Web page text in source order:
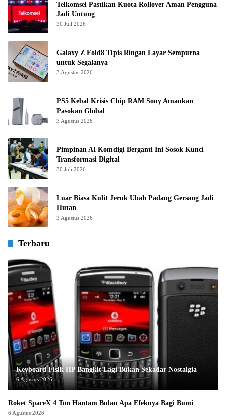
Telkomsel Pastikan Kuota Rollover Aman Pengguna
Jadi Untung
30 Juli 2026
Galaxy Z Fold8 Tipis Ringan Layar Sempurna
untuk Segalanya
3 Agustus 2026
PS5 Kebal Krisis Chip RAM Sony Amankan
Pasokan Global
3 Agustus 2026
Pimpinan AI Komdigi Berganti Ini Sosok Kunci
Transformasi Digital
30 Juli 2026
Luar Biasa Kulit Jeruk Ubah Padang Gersang Jadi
Hutan
3 Agustus 2026
Terbaru
Keyboard Fisik HP Bangkit Lagi Bukan Sekadar Nostalgia
6 Agustus 2026
Roket SpaceX 4 Ton Hantam Bulan Apa Efeknya Bagi Bumi
6 Agustus 2026